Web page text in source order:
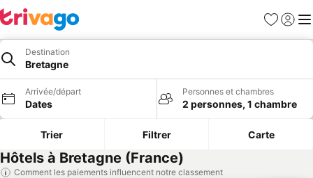
Favoris
Se
Destination
Bretagne
Arrivée/départ
Dates
Personnes et chambres
2 personnes, 1 chambre
Trier Filtrer Carte
Hôtels à Bretagne (France)
Comment les paiements influencent notre classement